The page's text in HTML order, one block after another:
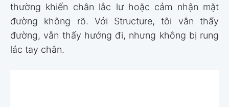
thường khiến chân lắc lư hoặc cảm nhận mặt
đường không rõ. Với Structure, tôi vẫn thấy
đường, vẫn thấy hướng đi, nhưng không bị rung
lắc tay chân.